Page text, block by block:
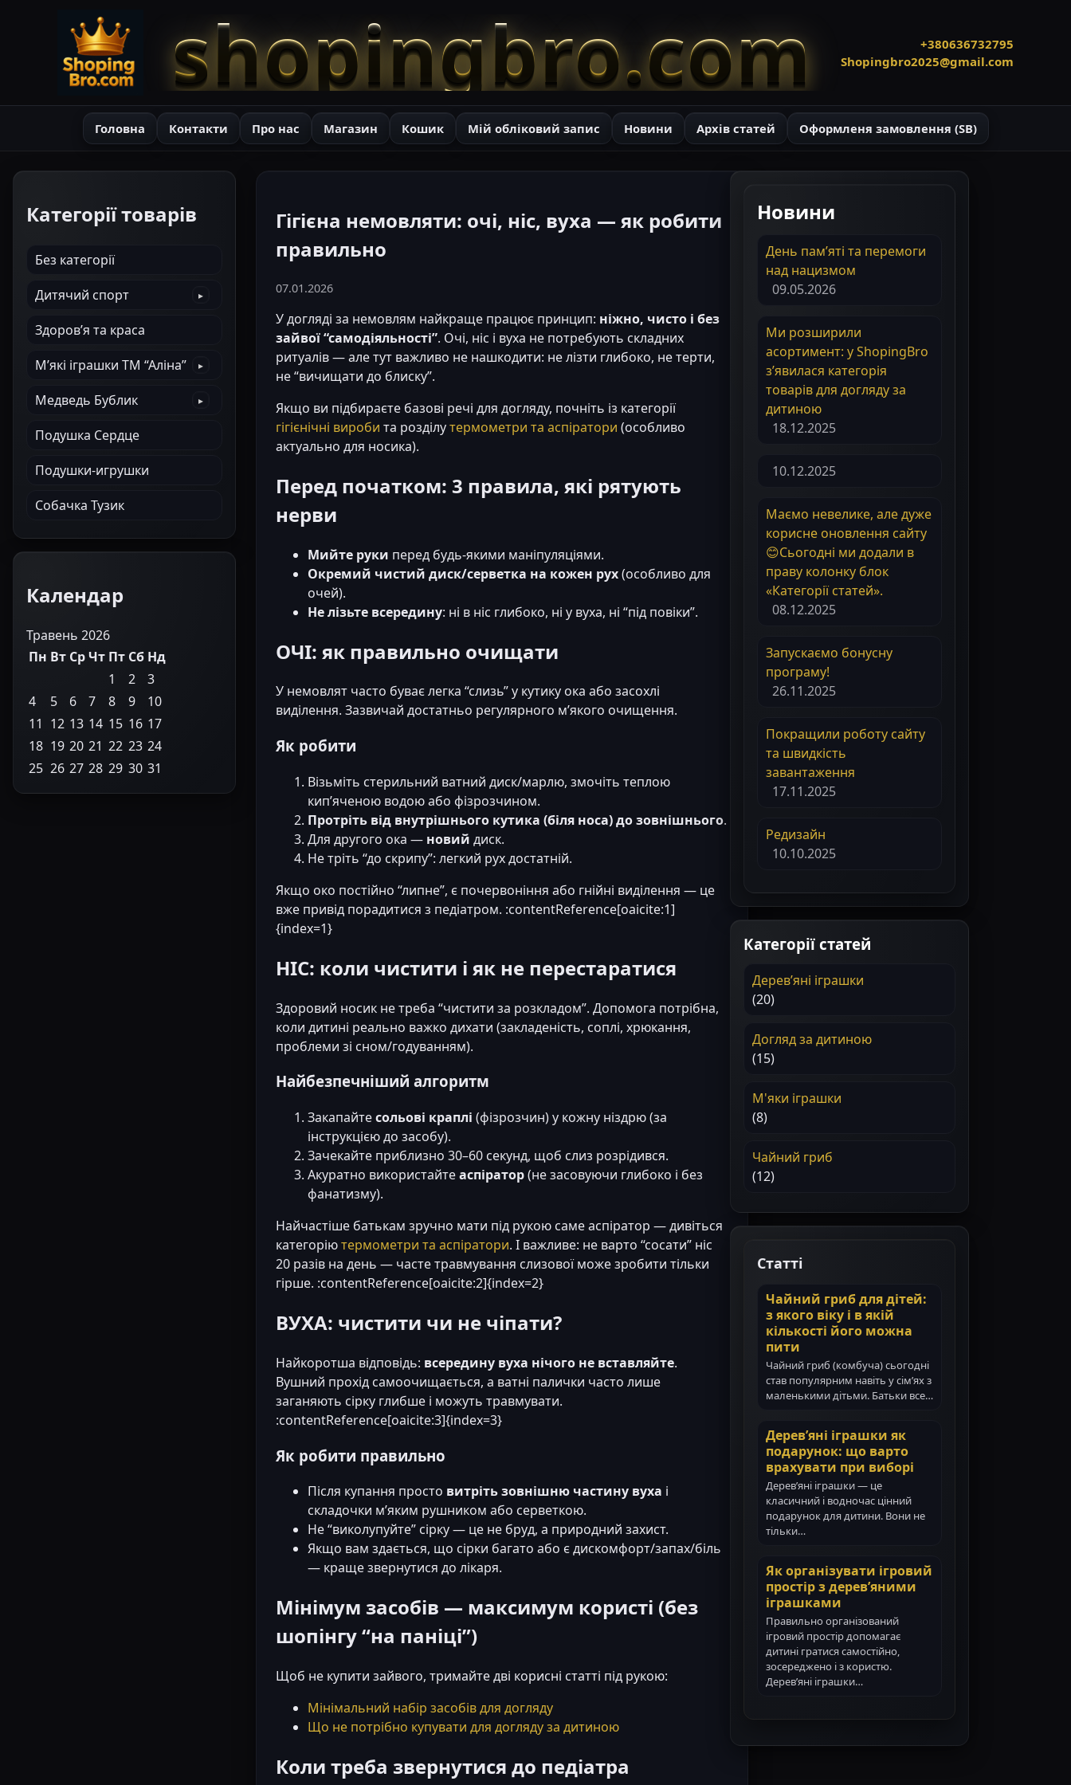
shopingbro.com
+380636732795
Shopingbro2025@gmail.com
Головна Контакти Про нас Магазин Кошик Мій обліковий запис Новини Архів статей Оформленя замовлення (SB)
Категорії товарів
Без категорії
Дитячий спорт
Здоров’я та краса
М’які іграшки ТМ “Аліна”
Медведь Бублик
Подушка Сердце
Подушки-игрушки
Собачка Тузик
Календар
Травень 2026
Пн Вт СрЧт Пт Сб Нд
1
2
3
4
5 6 7 8 9
10
11 12 13 14 15 16 17
18 19 20 21 22 23 24
25 26 27 28 29 30 31
Гігієна немовляти: очі, ніс, вуха — як робити
правильно
07.01.2026
У догляді за немовлям найкраще працює принцип: ніжно, чисто і без
зайвої “самодіяльності”. Очі, ніс і вуха не потребують складних
ритуалів — але тут важливо не нашкодити: не лізти глибоко, не терти,
не “вичищати до блиску”.
Якщо ви підбираєте базові речі для догляду, почніть із категорії
гігієнічні вироби та розділутермометри та аспіратори (особливо
актуально для носика).
Перед початком: 3 правила, які рятують
нерви
Мийте руки перед будь-якими маніпуляціями.
Окремий чистий диск/серветка на кожен рух(особливо для
очей).
Не лізьте всередину: ні в ніс глибоко, ні у вуха, ні “під повіки”.
ОЧІ: як правильно очищати
У немовлят часто буває легка “слизь” у кутику ока або засохлі
виділення. Зазвичай достатньо регулярного м’якого очищення.
Як робити
Візьміть стерильний ватний диск/марлю, змочіть теплою
кип’яченою водою або фізрозчином.
Протріть від внутрішнього кутика (біля носа) до зовнішнього.
Для другого ока — новий диск.
Не тріть “до скрипу”: легкий рух достатній.
Якщо око постійно “липне”, є почервоніння або гнійні виділення — це
вже привід порадитися з педіатром. :contentReference[oaicite:1]
{index=1}
НІС: коли чистити і як не перестаратися
Здоровий носик не треба “чистити за розкладом”. Допомога потрібна,
коли дитині реально важко дихати (закладеність, соплі, хрюкання,
проблеми зі сном/годуванням).
Найбезпечніший алгоритм
Закапайтесольові краплі (фізрозчин) у кожну ніздрю (за
інструкцією до засобу).
Зачекайте приблизно 30–60 секунд, щоб слиз розрідився.
Акуратно використайтеаспіратор(не засовуючи глибоко і без
фанатизму).
Найчастіше батькам зручно мати під рукою саме аспіратор — дивіться
категоріютермометри та аспіратори. І важливе: не варто “сосати” ніс
20 разів на день — часте травмування слизової може зробити тільки
гірше. :contentReference[oaicite:2]{index=2}
ВУХА: чистити чи не чіпати?
Найкоротша відповідь: всередину вуха нічого не вставляйте.
Вушний прохід самоочищається, а ватні палички часто лише
заганяють сірку глибше і можуть травмувати.
:contentReference[oaicite:3]{index=3}
Як робити правильно
Після купання просто витріть зовнішню частину вуха і
складочки м’яким рушником або серветкою.
Не “виколупуйте” сірку — це не бруд, а природний захист.
Якщо вам здається, що сірки багато або є дискомфорт/запах/біль
— краще звернутися до лікаря.
Мінімум засобів — максимум користі (без
шопінгу “на паніці”)
Щоб не купити зайвого, тримайте дві корисні статті під рукою:
Мінімальний набір засобів для догляду
Що не потрібно купувати для догляду за дитиною
Коли треба звернутися до педіатра
Новини
День пам’яті та перемоги
над нацизмом
09.05.2026
Ми розширили
асортимент: у ShopingBro
з’явилася категорія
товарів для догляду за
дитиною
18.12.2025
10.12.2025
Маємо невелике, але дуже
корисне оновлення сайту
😊Сьогодні ми додали в
праву колонку блок
«Категорії статей».
08.12.2025
Запускаємо бонусну
програму!
26.11.2025
Покращили роботу сайту
та швидкість
завантаження
17.11.2025
Редизайн
10.10.2025
Категорії статей
Деревʼяні іграшки
(20)
Догляд за дитиною
(15)
М'яки іграшки
(8)
Чайний гриб
(12)
Статті
Чайний гриб для дітей:
з якого віку і в якій
кількості його можна
пити
Чайний гриб (комбуча) сьогодні
став популярним навіть у сім’ях з
маленькими дітьми. Батьки все…
Дерев’яні іграшки як
подарунок: що варто
врахувати при виборі
Дерев’яні іграшки — це
класичний і водночас цінний
подарунок для дитини. Вони не
тільки…
Як організувати ігровий
простір з дерев’яними
іграшками
Правильно організований
ігровий простір допомагає
дитині гратися самостійно,
зосереджено і з користю.
Дерев’яні іграшки…